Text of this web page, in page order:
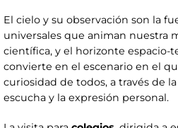
El cielo y su observación son la
universales que animan nuestra
científica, y el horizonte espacio-
convierte en el escenario en el
curiosidad de todos, a través de
escucha y la expresión personal.